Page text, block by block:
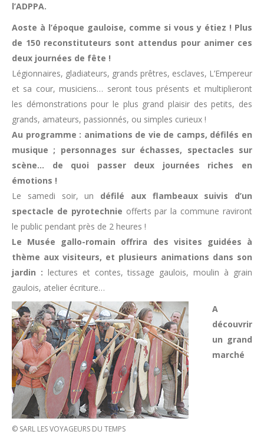
l’ADPPA.
Aoste à l’époque gauloise, comme si vous y étiez ! Plus
de 150 reconstituteurs sont attendus pour animer ces
deux journées de fête !
Légionnaires, gladiateurs, grands prêtres, esclaves, L’Empereur
et sa cour, musiciens… seront tous présents et multiplieront
les démonstrations pour le plus grand plaisir des petits, des
grands, amateurs, passionnés, ou simples curieux !
Au programme : animations de vie de camps, défilés en
musique ; personnages sur échasses, spectacles sur
scène… de quoi passer deux journées riches en
émotions !
Le samedi soir, un défilé aux flambeaux suivis d’un
spectacle de pyrotechnie offerts par la commune raviront
le public pendant près de 2 heures !
Le Musée gallo-romain offrira des visites guidées à
thème aux visiteurs, et plusieurs animations dans son
jardin : lectures et contes, tissage gaulois, moulin à grain
gaulois, atelier écriture…
© SARL LES VOYAGEURS DU TEMPS
A
découvrir
un grand
marché